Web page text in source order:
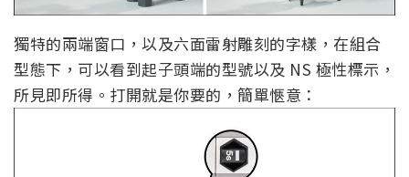
獨特的兩端窗口，以及六面雷射雕刻的字樣，在組合
型態下，可以看到起子頭端的型號以及 NS 極性標示，
所見即所得。打開就是你要的，簡單愜意：